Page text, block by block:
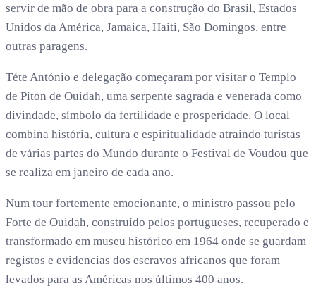
servir de mão de obra para a construção do Brasil, Estados
Unidos da América, Jamaica, Haiti, São Domingos, entre
outras paragens.
Téte António e delegação começaram por visitar o Templo
de Píton de Ouidah, uma serpente sagrada e venerada como
divindade, símbolo da fertilidade e prosperidade. O local
combina história, cultura e espiritualidade atraindo turistas
de várias partes do Mundo durante o Festival de Voudou que
se realiza em janeiro de cada ano.
Num tour fortemente emocionante, o ministro passou pelo
Forte de Ouidah, construído pelos portugueses, recuperado e
transformado em museu histórico em 1964 onde se guardam
registos e evidencias dos escravos africanos que foram
levados para as Américas nos últimos 400 anos.